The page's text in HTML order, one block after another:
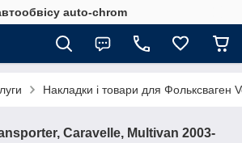
auto-chrom
Накладки і товари для Фольксваген
Caravelle, Multivan 2003-